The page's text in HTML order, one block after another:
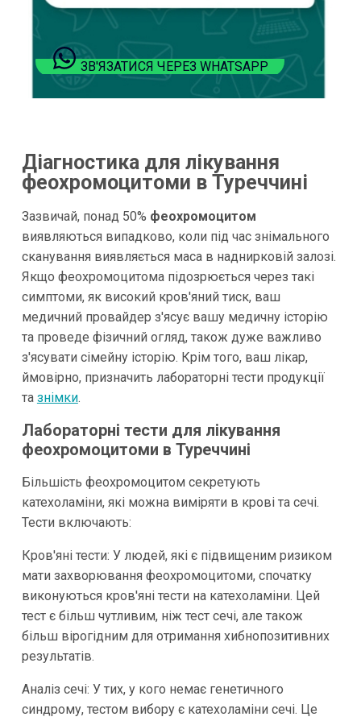
ЗВ'ЯЗАТИСЯ ЧЕРЕЗ WHATSAPP
Діагностика для лікування
феохромоцитоми в Туреччині
Зазвичай, понад 50% феохромоцитом
виявляються випадково, коли під час знімального
сканування виявляється маса в наднирковій залозі.
Якщо феохромоцитома підозрюється через такі
симптоми, як високий кров'яний тиск, ваш
медичний провайдер з'ясує вашу медичну історію
та проведе фізичний огляд, також дуже важливо
з'ясувати сімейну історію. Крім того, ваш лікар,
ймовірно, призначить лабораторні тести продукції
та знімки.
Лабораторні тести для лікування
феохромоцитоми в Туреччині
Більшість феохромоцитом секретують
катехоламіни, які можна виміряти в крові та сечі.
Тести включають:
Кров'яні тести: У людей, які є підвищеним ризиком
мати захворювання феохромоцитоми, спочатку
виконуються кров'яні тести на катехоламіни. Цей
тест є більш чутливим, ніж тест сечі, але також
більш вірогідним для отримання хибнопозитивних
результатів.
Аналіз сечі: У тих, у кого немає генетичного
синдрому, тестом вибору є катехоламіни сечі. Це